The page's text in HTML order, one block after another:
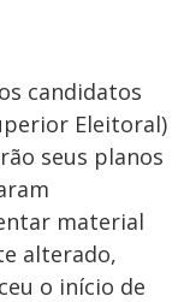
candidatos
Eleitoral)
seus planos
material
alterado,
o início de